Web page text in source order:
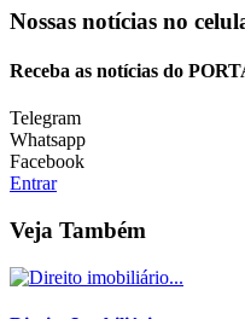
Nossas notícias no
Receba as notícias do
Telegram
Whatsapp
Facebook
Entrar
Veja Também